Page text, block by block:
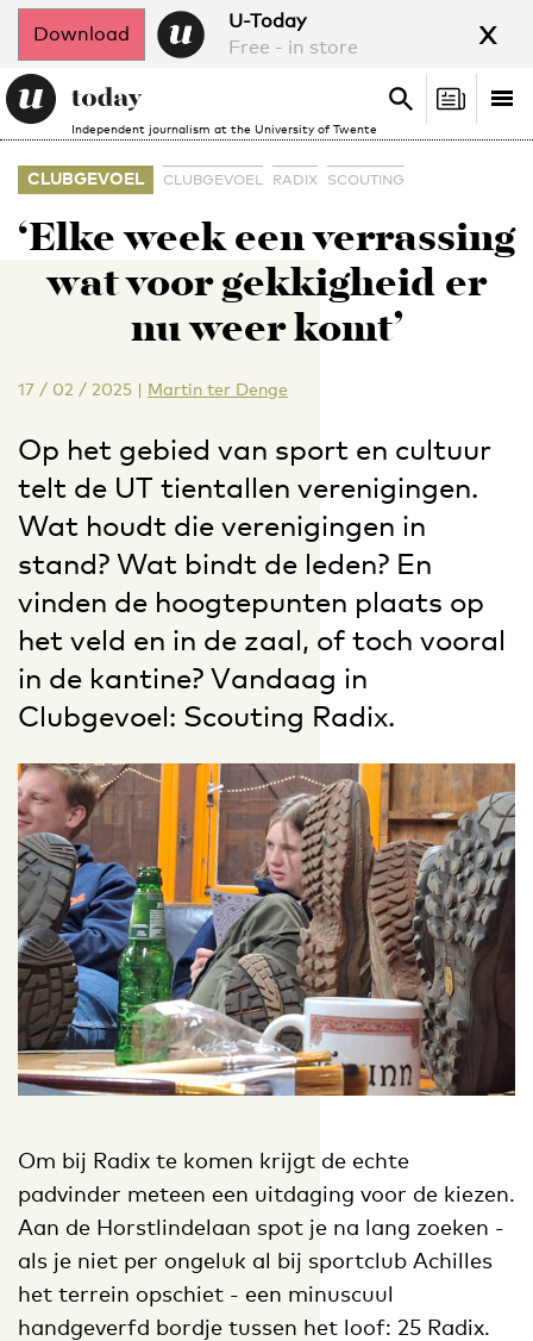
Download
U-Today
Free - in store
x
Independent journalism at the University of Twente
Search
Search
CLUBGEVOEL CLUBGEVOEL RADIX SCOUTING
‘Elke week een verrassing
wat voor gekkigheid er
nu weer komt’
17 / 02 / 2025 | Martin ter Denge
Op het gebied van sport en cultuur
telt de UT tientallen verenigingen.
Wat houdt die verenigingen in
stand? Wat bindt de leden? En
vinden de hoogtepunten plaats op
het veld en in de zaal, of toch vooral
in de kantine? Vandaag in
Clubgevoel: Scouting Radix.
Om bij Radix te komen krijgt de echte
padvinder meteen een uitdaging voor de kiezen.
Aan de Horstlindelaan spot je na lang zoeken ­-
als je niet per ongeluk al bij sportclub Achilles
het terrein opschiet - een minuscuul
handgeverfd bordje tussen het loof: 25 Radix.